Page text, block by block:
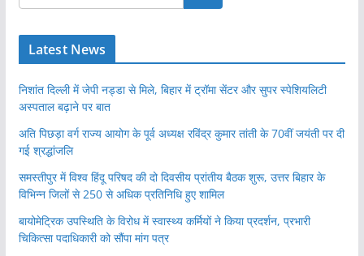
Latest News
निशांत दिल्ली में जेपी नड्डा से मिले, बिहार में ट्रॉमा सेंटर और सुपर स्पेशियलिटी
अस्पताल बढ़ाने पर बात
अति पिछड़ा वर्ग राज्य आयोग के पूर्व अध्यक्ष रविंद्र कुमार तांती के 70वीं जयंती पर दी
गई श्रद्धांजलि
समस्तीपुर में विश्व हिंदू परिषद की दो दिवसीय प्रांतीय बैठक शुरू, उत्तर बिहार के
विभिन्न जिलों से 250 से अधिक प्रतिनिधि हुए शामिल
बायोमेट्रिक उपस्थिति के विरोध में स्वास्थ्य कर्मियों ने किया प्रदर्शन, प्रभारी
चिकित्सा पदाधिकारी को सौंपा मांग पत्र